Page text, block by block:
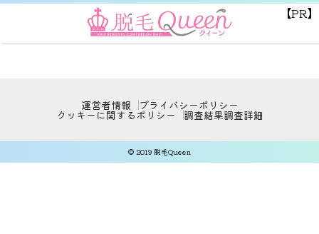
【PR】
運営者情報 プライバシーポリシー
クッキーに関するポリシー 調査結果調査詳細
© 2019 脱毛Queen